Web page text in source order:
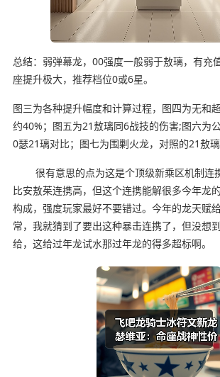
总结：弱弹幕龙，00强度一般弱于敖璃，有充
座提升极大，推荐档位0或6星。
图三为各种提升幅度和计算过程，图四为无和
约40%；图五为21敖璃同6战技的伤害;图六为
0瑟21璃对比；图七为围剿火龙，对照的21敖
很有意思的点为这是个顶级新乘区机制连
比安敖茱连携高，但这个连携能解很多今年龙
构成，强度玩家最好不要错过。今年的龙天赋
常，我就猜到了要出这种暴击连携了，但没想
给，这给过年龙试水那过年龙的得多超标啊。